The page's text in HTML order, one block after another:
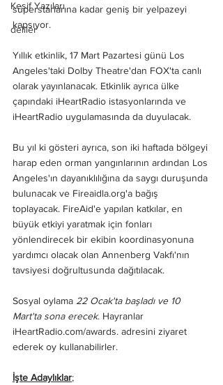
Keşif Yazıları
deliler
süperstarlarına kadar geniş bir yelpazeyi
kapsıyor.
Yıllık etkinlik, 17 Mart Pazartesi günü Los
Angeles'taki Dolby Theatre'dan FOX'ta canlı
olarak yayınlanacak. Etkinlik ayrıca ülke
çapındaki iHeartRadio istasyonlarında ve
iHeartRadio uygulamasında da duyulacak.
Bu yıl ki gösteri ayrıca, son iki haftada bölgeyi
harap eden orman yangınlarının ardından Los
Angeles'ın dayanıklılığına da saygı duruşunda
bulunacak ve Fireaidla.org'a bağış
toplayacak. FireAid'e yapılan katkılar, en
büyük etkiyi yaratmak için fonları
yönlendirecek bir ekibin koordinasyonuna
yardımcı olacak olan Annenberg Vakfı'nın
tavsiyesi doğrultusunda dağıtılacak.
Sosyal oylama 22 Ocak'ta başladı ve 10
Mart'ta sona erecek. Hayranlar
iHeartRadio.com/awards. adresini ziyaret
ederek oy kullanabilirler.
İşte Adaylıklar;